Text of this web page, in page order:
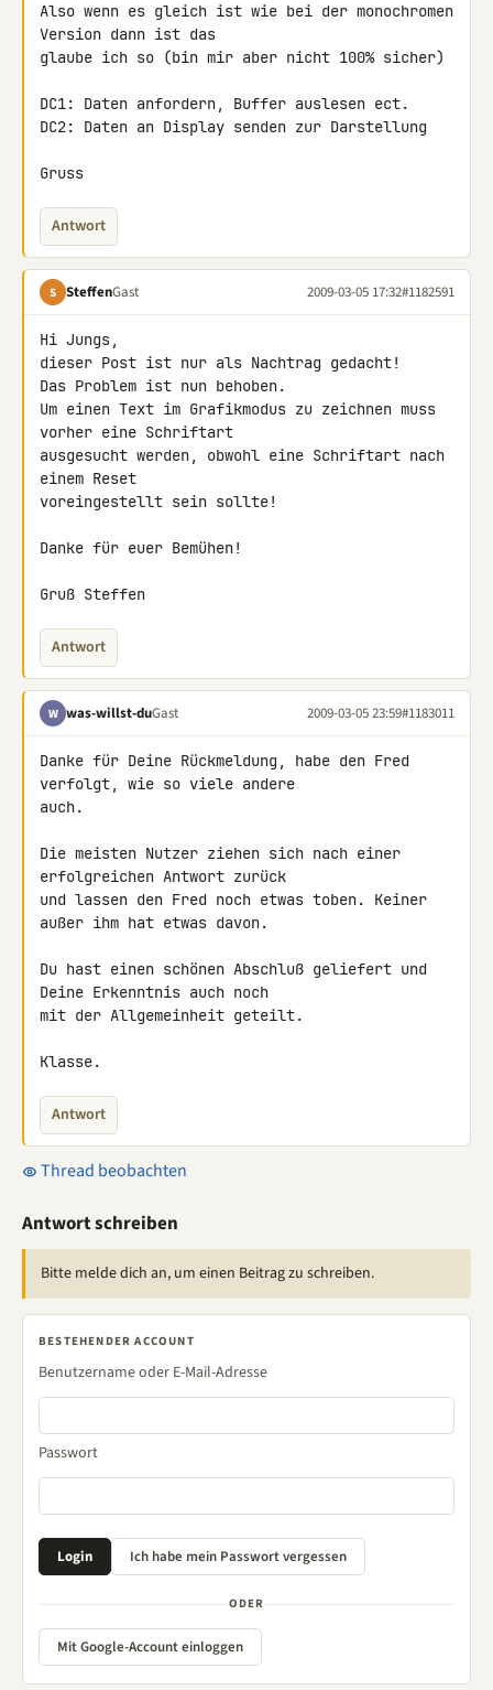
Also wenn es gleich ist wie bei der monochromen
Version dann ist das
glaube ich so (bin mir aber nicht 100% sicher)
DC1: Daten anfordern, Buffer auslesen ect.
DC2: Daten an Display senden zur Darstellung
Gruss
Antwort
S SteffenGast 2009-03-05 17:32#1182591
Hi Jungs,
dieser Post ist nur als Nachtrag gedacht!
Das Problem ist nun behoben.
Um einen Text im Grafikmodus zu zeichnen muss
vorher eine Schriftart
ausgesucht werden, obwohl eine Schriftart nach
einem Reset
voreingestellt sein sollte!
Danke für euer Bemühen!
Gruß Steffen
Antwort
W was-willst-duGast 2009-03-05 23:59#1183011
Danke für Deine Rückmeldung, habe den Fred
verfolgt, wie so viele andere
auch.
Die meisten Nutzer ziehen sich nach einer
erfolgreichen Antwort zurück
und lassen den Fred noch etwas toben. Keiner
außer ihm hat etwas davon.
Du hast einen schönen Abschluß geliefert und
Deine Erkenntnis auch noch
mit der Allgemeinheit geteilt.
Klasse.
Antwort
Thread beobachten
Antwort schreiben
Bitte melde dich an, um einen Beitrag zu schreiben.
BESTEHENDER ACCOUNT
Benutzername oder E-Mail-Adresse
Passwort
ODER
Mit Google-Account einloggen